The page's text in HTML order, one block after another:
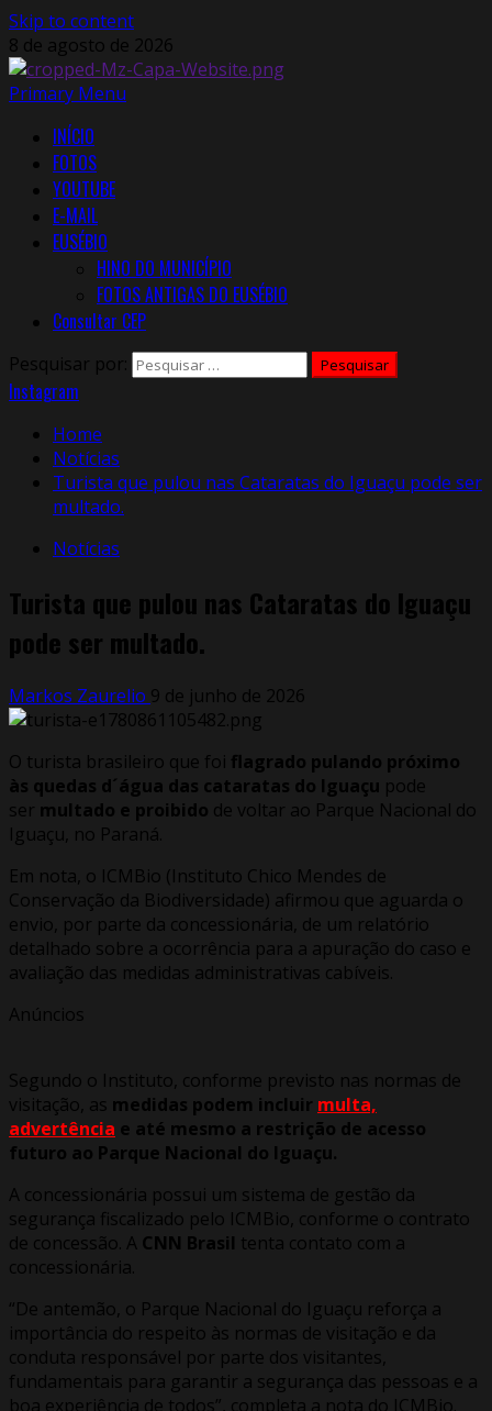
Skip to content
8 de agosto de 2026
Primary Menu
INÍCIO
FOTOS
YOUTUBE
E-MAIL
EUSÉBIO
HINO DO MUNICÍPIO
FOTOS ANTIGAS DO EUSÉBIO
Consultar CEP
Pesquisar por:
Instagram
Home
Notícias
Turista que pulou nas Cataratas do Iguaçu pode ser
multado.
Notícias
Turista que pulou nas Cataratas do Iguaçu
pode ser multado.
Markos Zaurelio 9 de junho de 2026
O turista brasileiro que foi flagrado pulando próximo
às quedas d´água das cataratas do Iguaçu pode
ser multado e proibido de voltar ao Parque Nacional do
Iguaçu, no Paraná.
Em nota, o ICMBio (Instituto Chico Mendes de
Conservação da Biodiversidade) afirmou que aguarda o
envio, por parte da concessionária, de um relatório
detalhado sobre a ocorrência para a apuração do caso e
avaliação das medidas administrativas cabíveis.
Anúncios
Segundo o Instituto, conforme previsto nas normas de
visitação, as medidas podem incluir multa,
advertência e até mesmo a restrição de acesso
futuro ao Parque Nacional do Iguaçu.
A concessionária possui um sistema de gestão da
segurança fiscalizado pelo ICMBio, conforme o contrato
de concessão. A CNN Brasil tenta contato com a
concessionária.
“De antemão, o Parque Nacional do Iguaçu reforça a
importância do respeito às normas de visitação e da
conduta responsável por parte dos visitantes,
fundamentais para garantir a segurança das pessoas e a
boa experiência de todos”, completa a nota do ICMBio.